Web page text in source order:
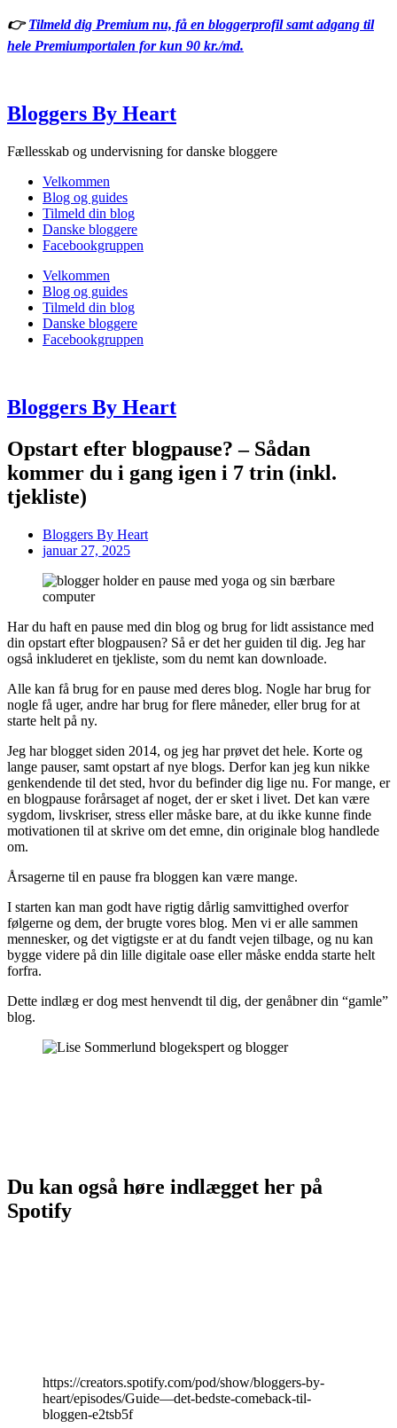
Videre
indhold
👉Tilmeld dig Premium nu, få en bloggerprofil samt adgang til
hele Premiumportalen for kun 90 kr./md.
Bloggers By Heart
Fællesskab og undervisning for danske bloggere
Velkommen
Blog og guides
Tilmeld din blog
Danske bloggere
Facebookgruppen
Velkommen
Blog og guides
Tilmeld din blog
Danske bloggere
Facebookgruppen
Bloggers By Heart
Opstart efter blogpause? – Sådan
kommer du i gang igen i 7 trin (inkl.
tjekliste)
Bloggers By Heart
januar 27, 2025
Har du haft en pause med din blog og brug for lidt assistance med
din opstart efter blogpausen? Så er det her guiden til dig. Jeg har
også inkluderet en tjekliste, som du nemt kan downloade.
Alle kan få brug for en pause med deres blog. Nogle har brug for
nogle få uger, andre har brug for flere måneder, eller brug for at
starte helt på ny.
Jeg har blogget siden 2014, og jeg har prøvet det hele. Korte og
lange pauser, samt opstart af nye blogs. Derfor kan jeg kun nikke
genkendende til det sted, hvor du befinder dig lige nu. For mange, er
en blogpause forårsaget af noget, der er sket i livet. Det kan være
sygdom, livskriser, stress eller måske bare, at du ikke kunne finde
motivationen til at skrive om det emne, din originale blog handlede
om.
Årsagerne til en pause fra bloggen kan være mange.
I starten kan man godt have rigtig dårlig samvittighed overfor
følgerne og dem, der brugte vores blog. Men vi er alle sammen
mennesker, og det vigtigste er at du fandt vejen tilbage, og nu kan
bygge videre på din lille digitale oase eller måske endda starte helt
forfra.
Dette indlæg er dog mest henvendt til dig, der genåbner din “gamle”
blog.
Du kan også høre indlægget her på
Spotify
https://creators.spotify.com/pod/show/bloggers-by-
heart/episodes/Guide—det-bedste-comeback-til-
bloggen-e2tsb5f